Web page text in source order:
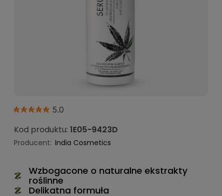
5.0
Kod produktu: 1E05-9423D
Producent: India Cosmetics
Wzbogacone o naturalne ekstrakty
roślinne
Delikatna formuła